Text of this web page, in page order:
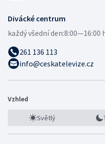
Divácké centrum
každý všední den:8:00—16:00
261 136 113
info@ceskatelevize.cz
Vzhled
Světlý